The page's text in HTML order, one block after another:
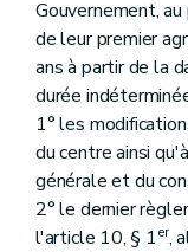
Gouvernement,
de leur premier
ans à partir de la
durée
1° les
du centre ainsi
générale et du
2° le dernier
l'article 10, § 1er,